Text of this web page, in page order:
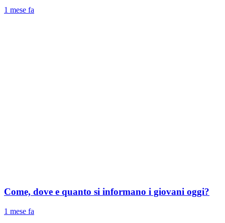
1 mese fa
Come, dove e quanto si informano i giovani oggi?
1 mese fa